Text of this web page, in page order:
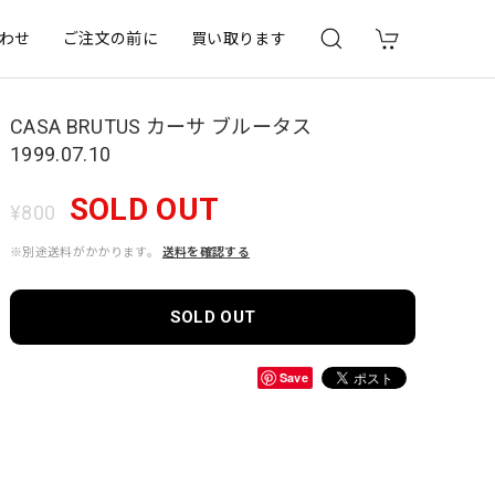
せ ご注文の前に 買い取ります
CASA BRUTUS カーサ ブルータス
1999.07.10
¥800 SOLD OUT
※別途送料がかかります。 送料を確認する
SOLD OUT
Save